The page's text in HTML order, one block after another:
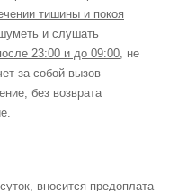
тишины и покоя
и слушать
23:00 и до 09:00, не
за собой вызов
без возврата
, вносится предоплата